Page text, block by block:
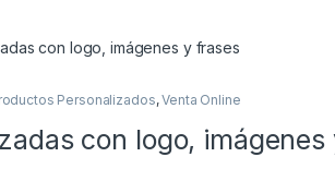
con logo, imágenes y frases
Personalizados,Venta Online
con logo,